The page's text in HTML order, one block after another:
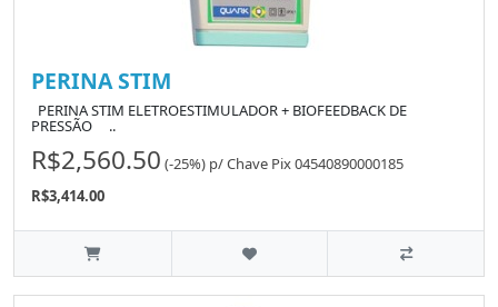
PERINA STIM
PERINA STIM ELETROESTIMULADOR + BIOFEEDBACK DE
PRESSÃO ..
R$2,560.50 (-25%) p/Chave Pix 04540890000185
R$3,414.00